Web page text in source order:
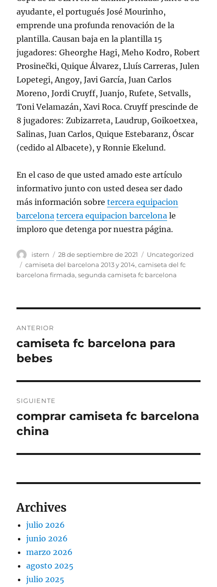
ayudante, el portugués José Mourinho,
emprende una profunda renovación de la
plantilla. Causan baja en la plantilla 15
jugadores: Gheorghe Hagi, Meho Kodro, Robert
Prosinečki, Quique Álvarez, Lluís Carreras, Julen
Lopetegi, Angoy, Javi García, Juan Carlos
Moreno, Jordi Cruyff, Juanjo, Rufete, Setvalls,
Toni Velamazán, Xavi Roca. Cruyff prescinde de
8 jugadores: Zubizarreta, Laudrup, Goikoetxea,
Salinas, Juan Carlos, Quique Estebaranz, Óscar
(cedido al Albacete), y Ronnie Ekelund.
En el caso de que usted amado este artículo
informativo junto con usted desea ser dado
más información sobretercera equipacion
barcelona tercera equipacion barcelona le
imploro que detenga por nuestra página.
Autor
istern
Publicado
el
28 de septiembre de 2021 Categorías
Uncategorized
Etiquetas
camiseta del barcelona 2013 y 2014,camiseta del fc
barcelona firmada,segunda camiseta fc barcelona
de
entradas
ANTERIOR
Entrada
anterior:
camiseta fc barcelona para
bebes
SIGUIENTE
Entrada
siguiente:
comprar camiseta fc barcelona
china
Archives
julio 2026
junio 2026
marzo 2026
agosto 2025
julio 2025